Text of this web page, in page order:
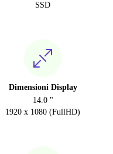
SSD
Dimensioni Display
14.0 "
1920 x 1080 (FullHD)